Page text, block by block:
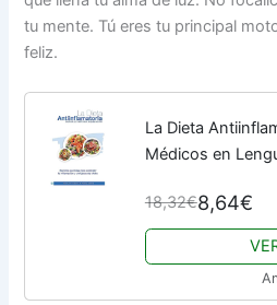
tu mente. Tú eres tu principal
feliz.
La Dieta
Médicos en
inflamación,
más...
18,32€8,64€